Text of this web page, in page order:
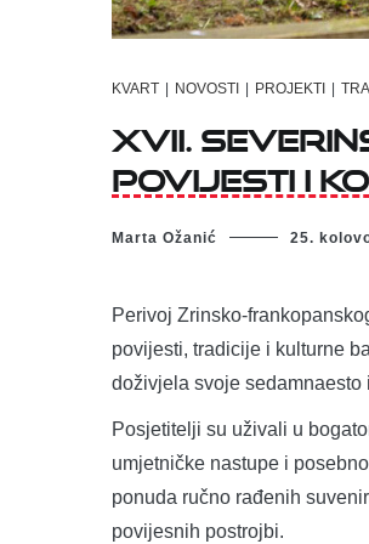
KVART NOVOSTI PROJEKTI
XVII.
povijesti i
Marta Ožanić 25.
Perivoj Zrinsko-
povijesti, tradicije i kulturne
doživjela svoje sedamnaesto
Posjetitelji su uživali u
umjetničke nastupe i
ponuda ručno rađenih
povijesnih postrojbi.